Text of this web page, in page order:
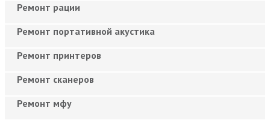
Ремонт рации
Ремонт портативной акустика
Ремонт принтеров
Ремонт сканеров
Ремонт мфу